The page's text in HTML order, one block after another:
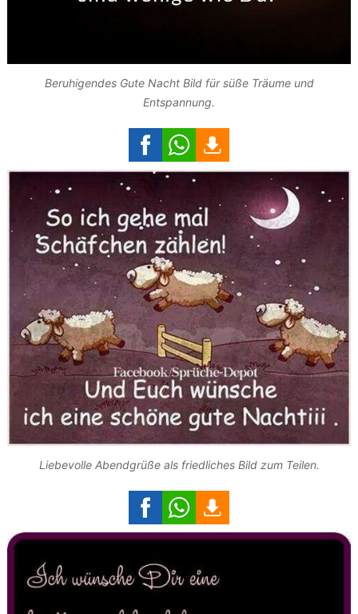
Beruhigendes Gute Nacht Bild für süße Träume und
Entspannung.
Liebevolle Abendgrüße als friedliches Bild zum Teilen.